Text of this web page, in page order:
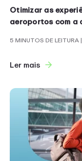
Otimizar as
aeroportos com a
5 MINUTOS DE LEITURA
Ler mais